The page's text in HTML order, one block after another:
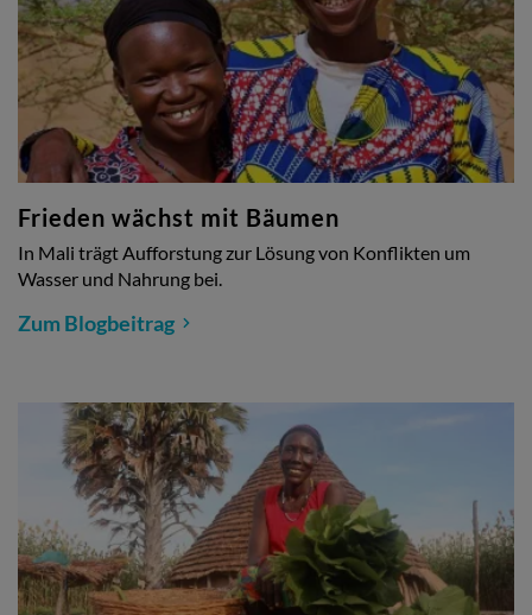
Frieden wächst mit Bäumen
In Mali trägt Aufforstung zur Lösung von Konflikten um
Wasser und Nahrung bei.
Zum Blogbeitrag